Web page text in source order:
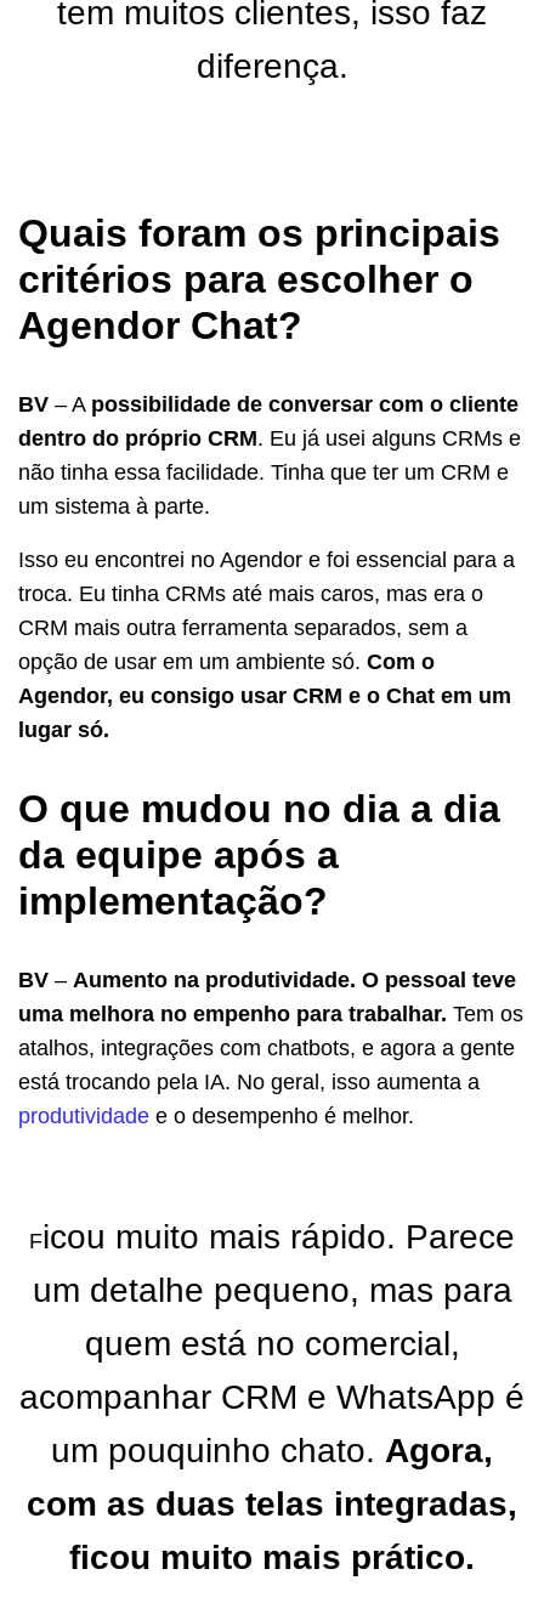
tem muitos clientes, isso faz
diferença.
Quais foram os principais
critérios para escolher o
Agendor Chat?
BV – A possibilidade de conversar com o cliente
dentro do próprio CRM. Eu já usei alguns CRMs e
não tinha essa facilidade. Tinha que ter um CRM e
um sistema à parte.
Isso eu encontrei no Agendor e foi essencial para a
troca. Eu tinha CRMs até mais caros, mas era o
CRM mais outra ferramenta separados, sem a
opção de usar em um ambiente só. Com o
Agendor, eu consigo usar CRM e o Chat em um
lugar só.
O que mudou no dia a dia
da equipe após a
implementação?
BV – Aumento na produtividade. O pessoal teve
uma melhora no empenho para trabalhar. Tem os
atalhos, integrações com chatbots, e agora a gente
está trocando pela IA. No geral, isso aumenta a
produtividade e o desempenho é melhor.
Ficou muito mais rápido. Parece
um detalhe pequeno, mas para
quem está no comercial,
acompanhar CRM e WhatsApp é
um pouquinho chato. Agora,
com as duas telas integradas,
ficou muito mais prático.